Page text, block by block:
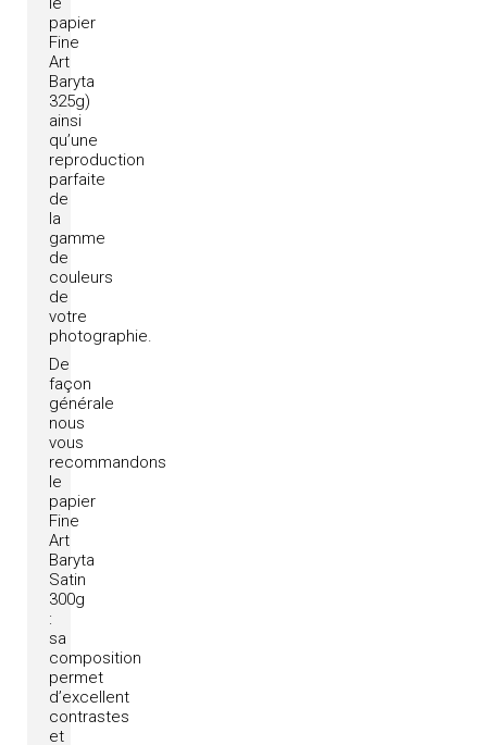
papier
Fine
Art
Baryta
325g)
ainsi
qu’une
reproduction
parfaite
de
la
gamme
de
couleurs
de
votre
photographie.
De
façon
générale
nous
vous
recommandons
le
papier
Fine
Art
Baryta
Satin
300g
:
sa
composition
permet
d’excellent
contrastes
et